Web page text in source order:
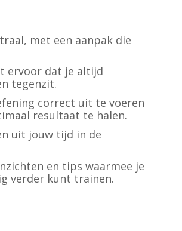
met een aanpak die
ervoor dat je altijd
tegenzit.
correct uit te voeren
resultaat te halen.
uit jouw tijd in de
en tips waarmee je
verder kunt trainen.